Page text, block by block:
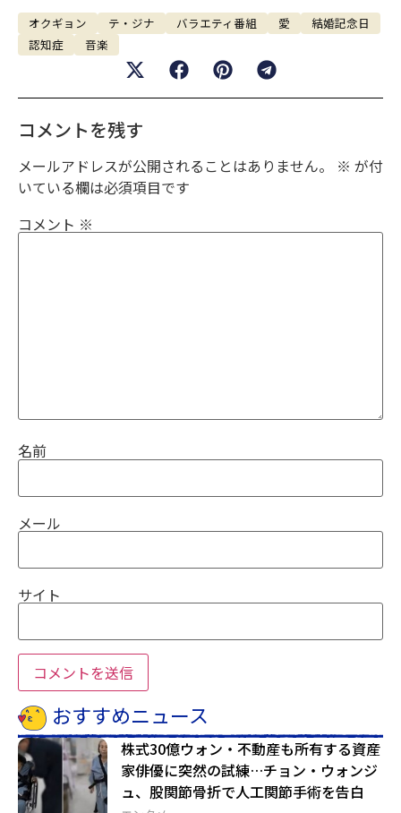
オクギョン テ・ジナ バラエティ番組 愛
結婚記念日
認知症
音楽
コメントを残す
メールアドレスが公開されることはありません。 ※ が付
いている欄は必須項目です
コメント ※
名前
メール
サイト
おすすめニュース
株式30億ウォン・不動産も所有する資産
家俳優に突然の試練…チョン・ウォンジ
ュ、股関節骨折で人工関節手術を告白